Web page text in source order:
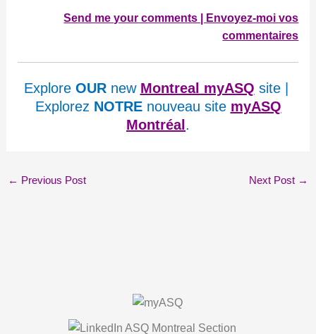
Send me your comments | Envoyez-moi vos
commentaires
Explore OURnew Montreal myASQ site |
Explorez NOTREnouveau site myASQ
Montréal .
← Previous Post Next Post →